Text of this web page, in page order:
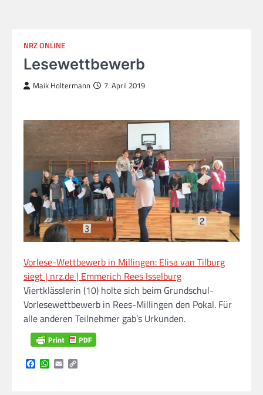
NRZ ONLINE
Lesewettbewerb
Maik Holtermann 7. April 2019
Vorlese-Wettbewerb in Millingen: Elisa van Tilburg
siegt | nrz.de | Emmerich Rees Isselburg
Viertklässlerin (10) holte sich beim Grundschul-
Vorlesewettbewerb in Rees-Millingen den Pokal. Für
alle anderen Teilnehmer gab’s Urkunden.
Facebook
WhatsApp
Email